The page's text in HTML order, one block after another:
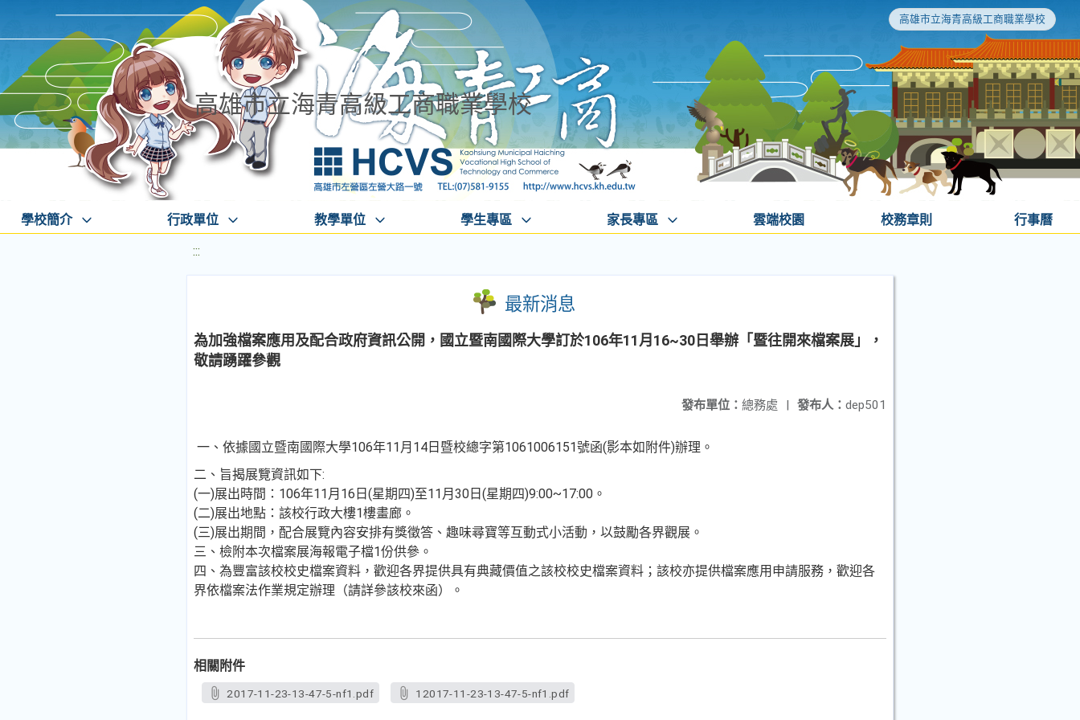
高雄市立海青高級工商職業學校
高雄市立海青高級工商職業學校
學校簡介 行政單位 教學單位 學生專區 家長專區 雲端校園 校務章則 行事曆
:::
最新消息
為加強檔案應用及配合政府資訊公開，國立暨南國際大學訂於106年11月16~30日舉辦「暨往開來檔案展」，
敬請踴躍參觀
發布人： dep501
發布單位： 總務處 |
一、依據國立暨南國際大學106年11月14日暨校總字第1061006151號函(影本如附件)辦理。
二、旨揭展覽資訊如下:
(一)展出時間：106年11月16日(星期四)至11月30日(星期四)9:00~17:00。
(二)展出地點：該校行政大樓1樓畫廊。
(三)展出期間，配合展覽內容安排有獎徵答、趣味尋寶等互動式小活動，以鼓勵各界觀展。
三、檢附本次檔案展海報電子檔1份供參。
四、為豐富該校校史檔案資料，歡迎各界提供具有典藏價值之該校校史檔案資料；該校亦提供檔案應用申請服務，歡迎各
界依檔案法作業規定辦理（請詳參該校來函）。
相關附件
2017-11-23-13-47-5-nf1.pdf 12017-11-23-13-47-5-nf1.pdf